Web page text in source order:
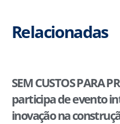
Relacionadas
SEM CUSTOS PARA
participa de evento
inovação na